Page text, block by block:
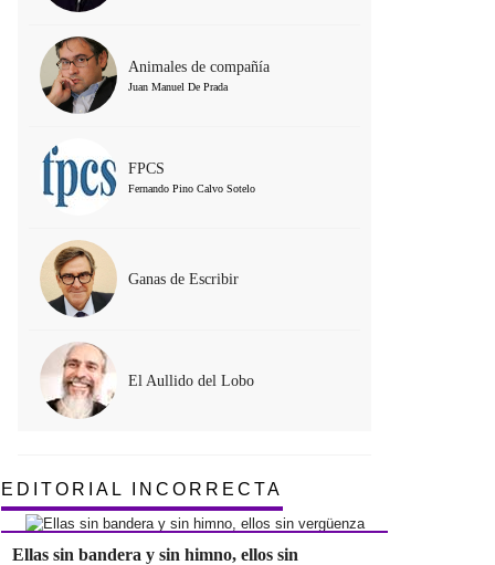
Animales de compañía
Juan Manuel De Prada
FPCS
Fernando Pino Calvo Sotelo
Ganas de Escribir
El Aullido del Lobo
EDITORIAL INCORRECTA
Ellas sin bandera y sin himno, ellos sin